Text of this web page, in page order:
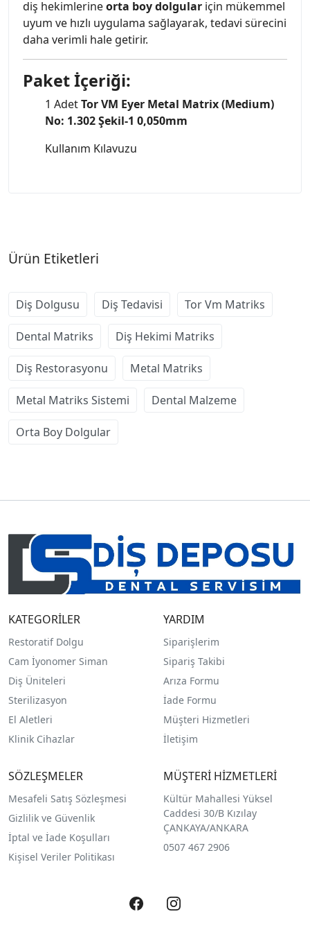
diş hekimlerineorta boy dolgular için mükemmel
uyum ve hızlı uygulama sağlayarak, tedavi sürecini
daha verimli hale getirir.
Paket İçeriği:
1 AdetTor VM Eyer Metal Matrix (Medium)
No: 1.302 Şekil-1 0,050mm
Kullanım Kılavuzu
Ürün Etiketleri
Diş Dolgusu Diş Tedavisi Tor Vm Matriks
Dental Matriks Diş Hekimi Matriks
Diş Restorasyonu Metal Matriks
Metal Matriks Sistemi Dental Malzeme
Orta Boy Dolgular
KATEGORİLER
Restoratif Dolgu
Cam İyonomer Siman
Diş Üniteleri
Sterilizasyon
El Aletleri
Klinik Cihazlar
YARDIM
Siparişlerim
Sipariş Takibi
Arıza Formu
İade Formu
Müşteri Hizmetleri
İletişim
SÖZLEŞMELER
Mesafeli Satış Sözleşmesi
Gizlilik ve Güvenlik
İptal ve İade Koşulları
Kişisel Veriler Politikası
MÜŞTERİ HİZMETLERİ
Kültür Mahallesi Yüksel
Caddesi 30/B Kızılay
ÇANKAYA/ANKARA
0507 467 2906